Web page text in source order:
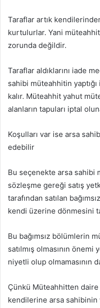
Taraflar artık
kurtulurlar. Yani müteahhit
zorunda değildir.
Taraflar aldıklarını iade
sahibi müteahhitin
kalır. Müteahhit yahut
alanların tapuları iptal
Koşulları var ise arsa
edebilir
Bu seçenekte arsa sahibi
sözleşme gereği satış
tarafından satılan
kendi üzerine dönmesini
Bu bağımsız bölümlerin
satılmış olmasının
niyetli olup olmamasının
Çünkü Müteahhitten
kendilerine arsa